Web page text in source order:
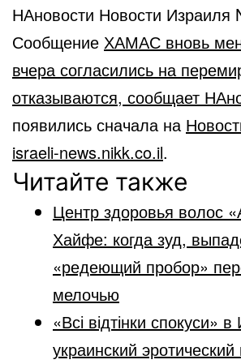
НАновости Новости Израиля
Сообщение ХАМАС вновь
вчера согласились на
отказываются, сообщает
появились сначала на
israeli-news.nikk.co.il.
Читайте также
Центр здоровья волос
Хайфе: когда зуд,
«редеющий пробор»
мелочью
«Всі відтінки спокуси»
украинский эротический